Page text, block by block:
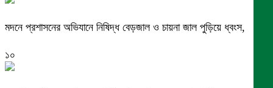
মদনে প্রশাসনের অভিযানে নিষিদ্ধ বেড়জাল ও চায়না জাল পুড়িয়ে ধ্বংস,
১০